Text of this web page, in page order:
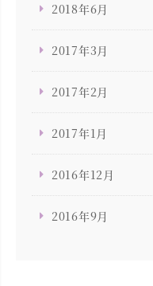
2018年6月
2017年3月
2017年2月
2017年1月
2016年12月
2016年9月